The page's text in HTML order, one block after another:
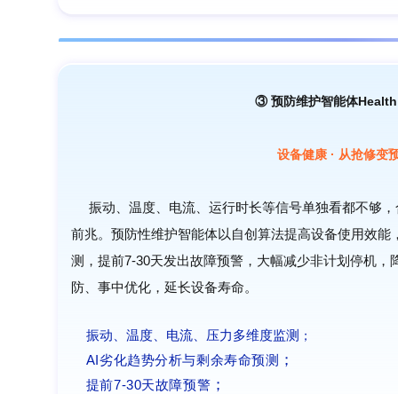
③预防维护智能体
设备健康 · 从抢修变
振动、温度、电流、运行时长等信号单独看都不够
前兆。预防性维护智能体以自创算法提高设备使用效
测，提前7-30天发出故障预警，大幅减少非计划停机
防、事中优化，延长设备寿命。
振动、温度、电流、压力多维度监测 ；
AI劣化趋势分析与剩余寿命预测 ；
提前7-30天故障预警 ；